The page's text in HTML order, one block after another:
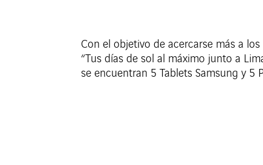
Con el objetivo de acercarse más a
“Tus días de sol al máximo junto a
se encuentran 5 Tablets Samsung y